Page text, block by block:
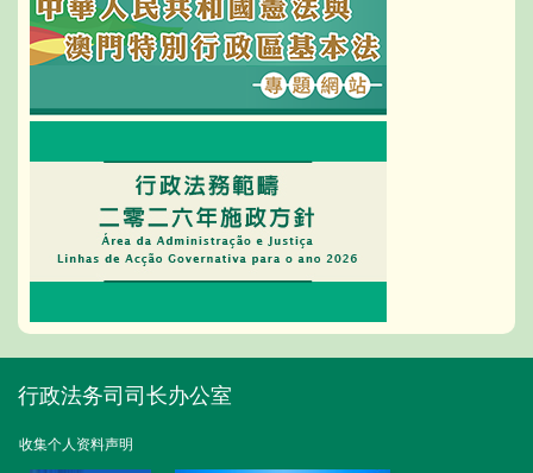
行政法务司司长办公室
收集个人资料声明